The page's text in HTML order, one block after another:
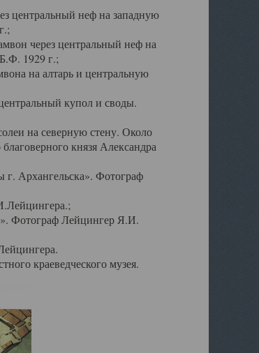
центральный неф на западную
через центральный неф на
1929 г.;
на алтарь и центральную
купол и своды.
на северную стену. Около
князя Александра
Архангельска». Фотограф
Фотограф Лейцингер Я.И.
краеведческого музея.